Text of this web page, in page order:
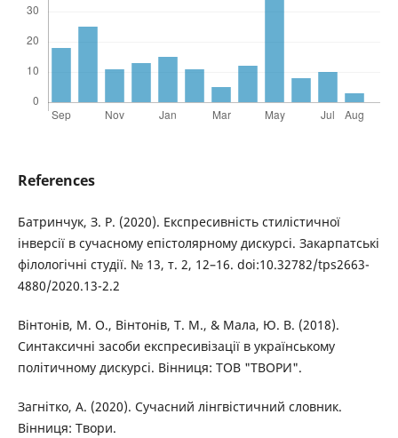
References
Батринчук, З. Р. (2020). Експресивність стилістичної
інверсії в сучасному епістолярному дискурсі. Закарпатські
філологічні студії. № 13, т. 2, 12–16. doi:10.32782/tps2663-
4880/2020.13-2.2
Вінтонів, М. О., Вінтонів, Т. М., & Мала, Ю. В. (2018).
Синтаксичні засоби експресивізації в українському
політичному дискурсі. Вінниця: ТОВ "ТВОРИ".
Загнітко, А. (2020). Сучасний лінгвістичний словник.
Вінниця: Твори.